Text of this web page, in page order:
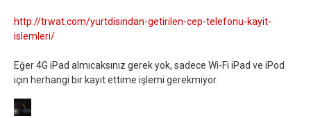
http://trwat.com/yurtdisindan-getirilen-cep-telefonu-kayit-
islemleri/
Eğer 4G iPad almıcaksınız gerek yok, sadece Wi-Fi iPad ve iPod
için herhangi bir kayıt ettime işlemi gerekmiyor.